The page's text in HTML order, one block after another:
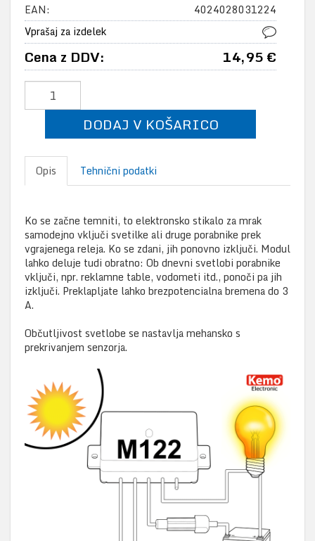
EAN:
4024028031224
Vprašaj za izdelek
Cena z DDV: 14,95 €
DODAJ V KOŠARICO
Opis Tehnični podatki
Ko se začne temniti, to elektronsko stikalo za mrak
samodejno vključi svetilke ali druge porabnike prek
vgrajenega releja. Ko se zdani, jih ponovno izključi. Modul
lahko deluje tudi obratno: Ob dnevni svetlobi porabnike
vključi, npr. reklamne table, vodometi itd., ponoči pa jih
izključi. Preklapljate lahko brezpotencialna bremena do 3
A.
Občutljivost svetlobe se nastavlja mehansko s
prekrivanjem senzorja.